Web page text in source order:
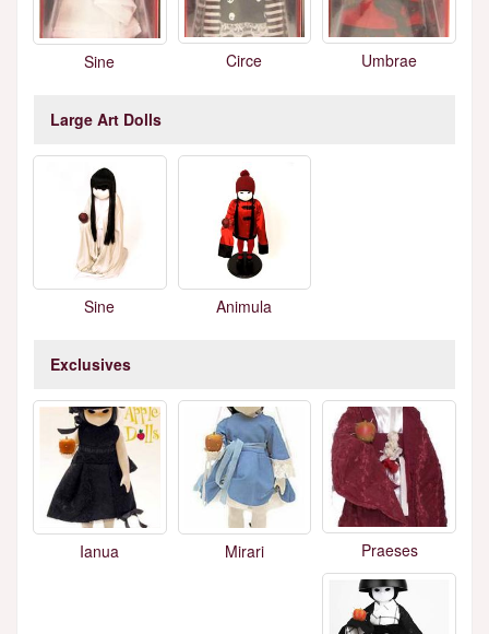
Sine Circe Umbrae
Large Art Dolls
Sine Animula
Exclusives
Ianua Mirari Praeses